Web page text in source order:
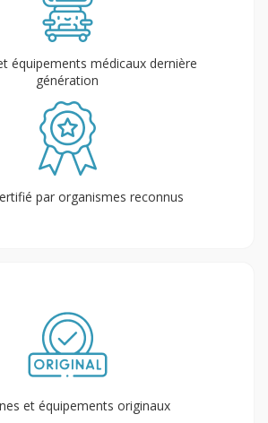
équipements médicaux dernière
génération
par organismes reconnus
et équipements originaux